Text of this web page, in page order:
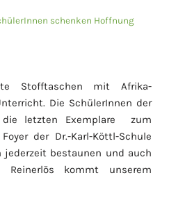
schenken Hoffnung
Stofftaschen mit Afrika-
Die SchülerInnen der
letzten Exemplare zum
der Dr.-Karl-Köttl-Schule
jederzeit bestaunen und auch
Reinerlös kommt unserem